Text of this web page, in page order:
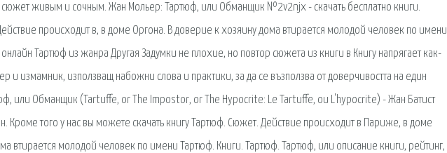
сюжет живым и сочным. Жан Мольер: Тартюф, или Обманщик №2v2njx - скачать бесплатно книги.
Действие происходит в, в доме Оргона. В доверие к хозяину дома втирается молодой человек по имени
онлайн Тартюф из жанра Другая Задумки не плохие, но повтор сюжета из книги в Книгу напрягает как-
и измамник, използващ набожни слова и практики, за да се възползва от доверчивостта на един
или Обманщик (Tartuffe, or The Impostor, or The Hypocrite: Le Tartuffe, ou L'hypocrite) - Жан Батист
Кроме того у нас вы можете скачать книгу Тартюф. Сюжет. Действие происходит в Париже, в доме
втирается молодой человек по имени Тартюф. Книги. Тартюф. Тартюф, или описание книги, рейтинг,